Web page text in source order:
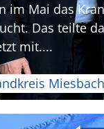
im Mai das
Das teilte
mit....
Miesbach